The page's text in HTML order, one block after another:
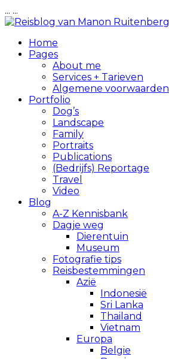
... ...
Home
Pages
About me
Services + Tarieven
Algemene voorwaarden
Portfolio
Dog’s
Landscape
Family
Portraits
Publications
(Bedrijfs) Reportage
Travel
Video
Blog
A-Z Kennisbank
Dagje weg
Dierentuin
Museum
Fotografie tips
Reisbestemmingen
Azië
Indonesië
Sri Lanka
Thailand
Vietnam
Europa
Belgie